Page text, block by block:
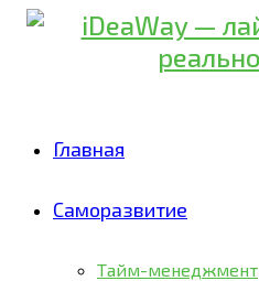
Главная
Саморазвитие
Тайм-менеджмент